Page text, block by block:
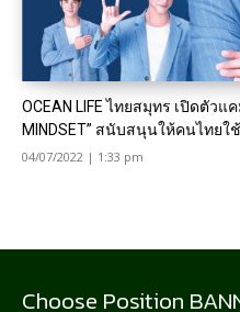
OCEAN LIFE ไทยสมุทร เปิดตัว
MINDSET” สนับสนุนให้คนไทย
04/07/2022 | 1:33 pm
Choose Position